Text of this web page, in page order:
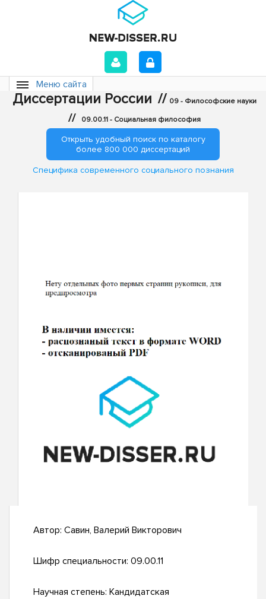
Меню сайта
Диссертации России // 09 - Философские науки
// 09.00.11 - Социальная философия
Открыть удобный поиск по каталогу
более 800 000 диссертаций
Специфика современного социального познания
Автор: Савин, Валерий Викторович
Шифр специальности: 09.00.11
Научная степень: Кандидатская